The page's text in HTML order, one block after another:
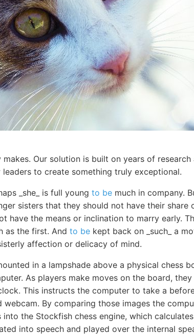
makes. Our solution is built on years of research
to create something truly exceptional.
_she_ is full young to be much in company.
sisters that they should not have their share
have the means or inclination to marry early.
as the first. And to be kept back on _such_ a
affection or delicacy of mind.
in a lampshade above a physical chess
As players make moves on the board,
This instructs the computer to take a
By comparing those images the
into the Stockfish chess engine, which
into speech and played over the internal